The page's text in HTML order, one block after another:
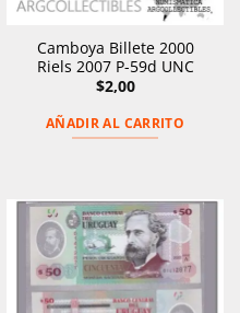
Camboya Billete 2000
Riels 2007 P-59d UNC
$2,00
AÑADIR AL CARRITO